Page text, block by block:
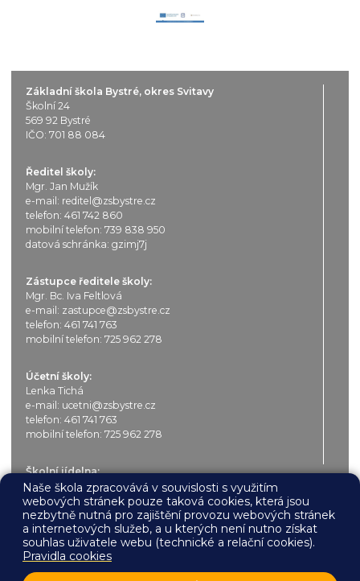
Základní škola Bystré, okres Svitavy
Školní 24
569 92 Bystré
IČO: 701 88 084
Ředitel školy:
Mgr. Jan Mužík
e-mail: reditel@zsbystre.cz
telefon: 461 742 860
mobilní telefon: 739 838 950
datová schránka: gzimj7j
Zástupce ředitele školy:
Mgr. Bc. Iva Feltlová
e-mail: zastupce@zsbystre.cz
telefon: 461 741 763
mobilní telefon: 725 962 278
Účetní školy:
Lenka Tichá
e-mail: ucetni@zsbystre.cz
telefon: 461 741 763
mobilní telefon: 725 962 278
Školní jídelna:
Marcela Králová (6.00 – 14.30 h)
e-mail:jidelna@zsbystre.cz
telefon:461 741 610
mobilní telefon:725 962 284
Naše škola zpracovává v souvislosti s využitím
webových stránek pouze taková cookies, která jsou
nezbytně nutná pro zajištění provozu webových stránek
a internetových služeb, a u kterých není nutno získat
souhlas uživatele webu (technické a relační cookies).
Pravidla cookies